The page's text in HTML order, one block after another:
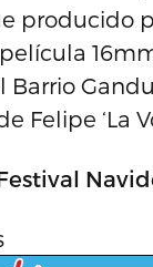
producido
Barrio
Felipe ‘La